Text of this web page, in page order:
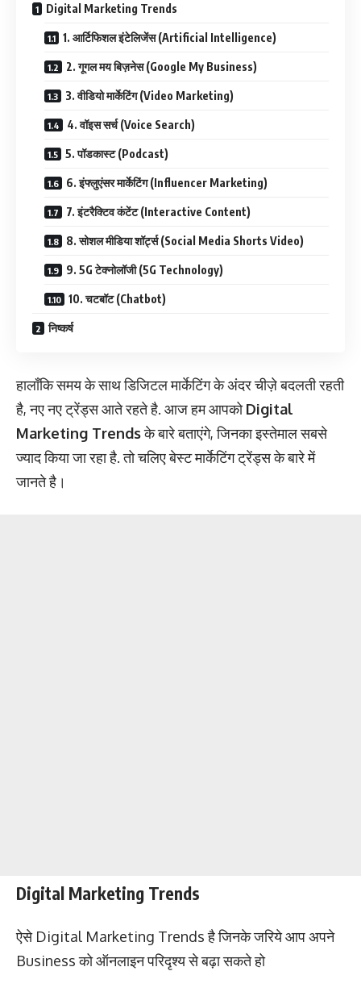
Digital Marketing Trends
1. आर्टिफिशल इंटेलिजेंस (Artificial Intelligence)
2. गूगल मय बिज़नेस (Google My Business)
3. वीडियो मार्केटिंग (Video Marketing)
4. वॉइस सर्च (Voice Search)
5. पॉडकास्ट (Podcast)
6. इंफ्लुएंसर मार्केटिंग (Influencer Marketing)
7. इंटरैक्टिव कंटेंट (Interactive Content)
8. सोशल मीडिया शॉर्ट्स (Social Media Shorts Video)
9. 5G टेक्नोलॉजी (5G Technology)
10. चटबॉट (Chatbot)
निष्कर्ष
हालाँकि समय के साथ डिजिटल मार्केटिंग के अंदर चीज़े बदलती रहती
है, नए नए ट्रेंड्स आते रहते है. आज हम आपकोDigital
Marketing Trendsके बारे बताएंगे, जिनका इस्तेमाल सबसे
ज्याद किया जा रहा है. तो चलिए बेस्ट मार्केटिंग ट्रेंड्स के बारे में
जानते है।
Digital Marketing Trends
ऐसे Digital Marketing Trends है जिनके जरिये आप अपने
Business को ऑनलाइन परिदृश्य से बढ़ा सकते हो